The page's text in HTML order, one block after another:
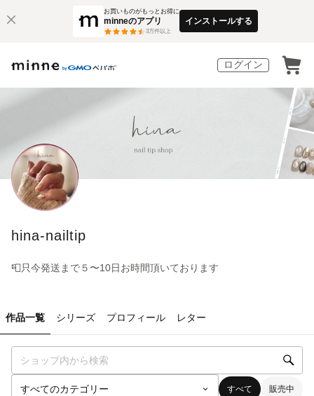
お買いものがもっとお得に
minneのアプリ
3万件以上
インストールする
ログイン
hina-nailtip
📮只今発送まで５〜10日お時間頂いております
作品一覧 シリーズ プロフィール レター
すべて 販売中